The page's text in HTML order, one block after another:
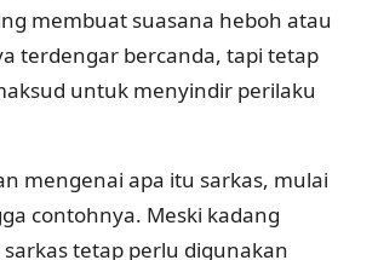
membuat suasana heboh atau
terdengar bercanda, tapi tetap
untuk menyindir perilaku
mengenai apa itu sarkas, mulai
contohnya. Meski kadang
tetap perlu digunakan